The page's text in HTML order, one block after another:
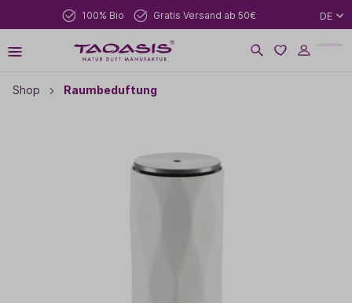
100% Bio Gratis Versand ab 50€ DE
Shop Raumbeduftung